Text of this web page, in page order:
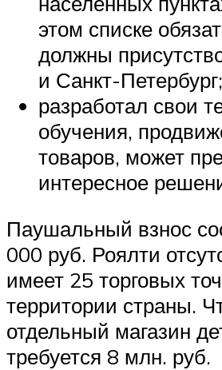
этом списке
должны
и Санкт-Петербург;
разработал свои
обучения,
товаров, может
интересное
Паушальный взнос
000 руб. Роялти
имеет 25 торговых
территории страны.
отдельный магазин
требуется 8 млн. руб.